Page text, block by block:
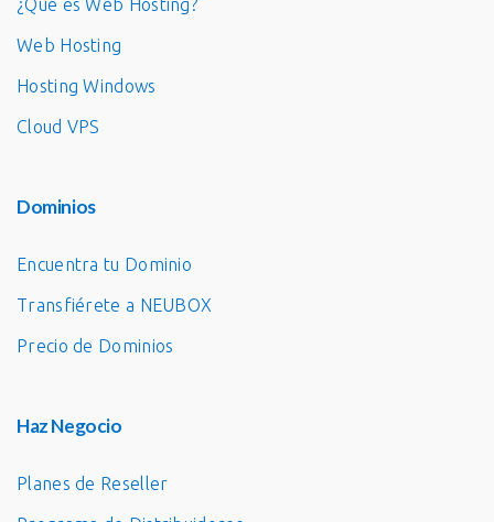
¿Qué es Web Hosting?
Web Hosting
Hosting Windows
Cloud VPS
Dominios
Encuentra tu Dominio
Transfiérete a NEUBOX
Precio de Dominios
Haz Negocio
Planes de Reseller